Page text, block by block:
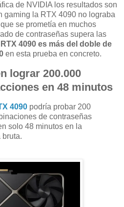
de NVIDIA los resultados son
gaming la RTX 4090 no lograba
se prometía en muchos
de contraseñas supera las
RTX 4090 es más del doble de
en esta prueba en concreto.
lograr 200.000
en 48 minutos
4090 podría probar 200
de contraseñas
solo 48 minutos en la
bruta.